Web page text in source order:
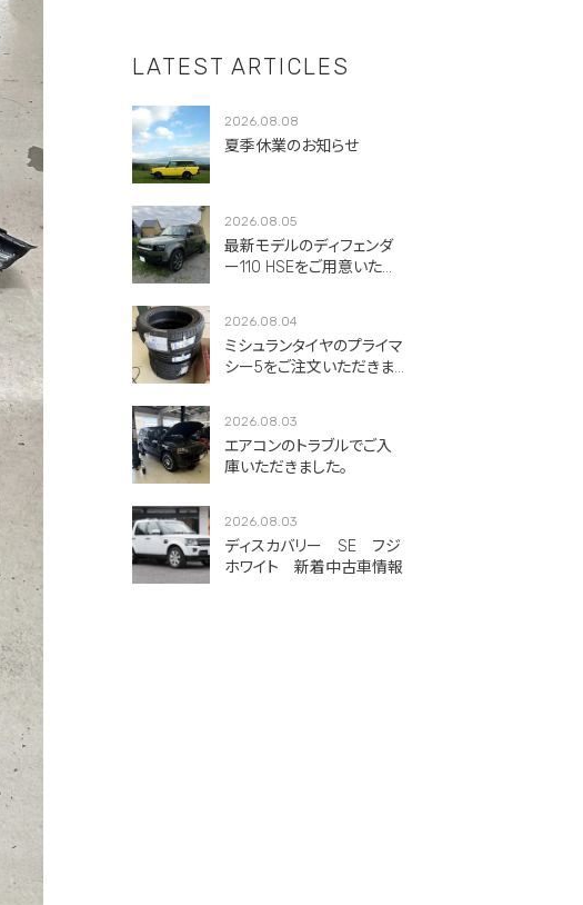
LATEST ARTICLES
2026.08.08
夏季休業のお知らせ
2026.08.05
最新モデルのディフェンダ
ー110 HSEをご用意いただ
2026.08.04
ミシュランタイヤのプライマ
シー5をご注文いただきま
2026.08.03
エアコンのトラブルでご入
庫いただきました。
2026.08.03
ディスカバリー SE フジ
ホワイト 新着中古車情報